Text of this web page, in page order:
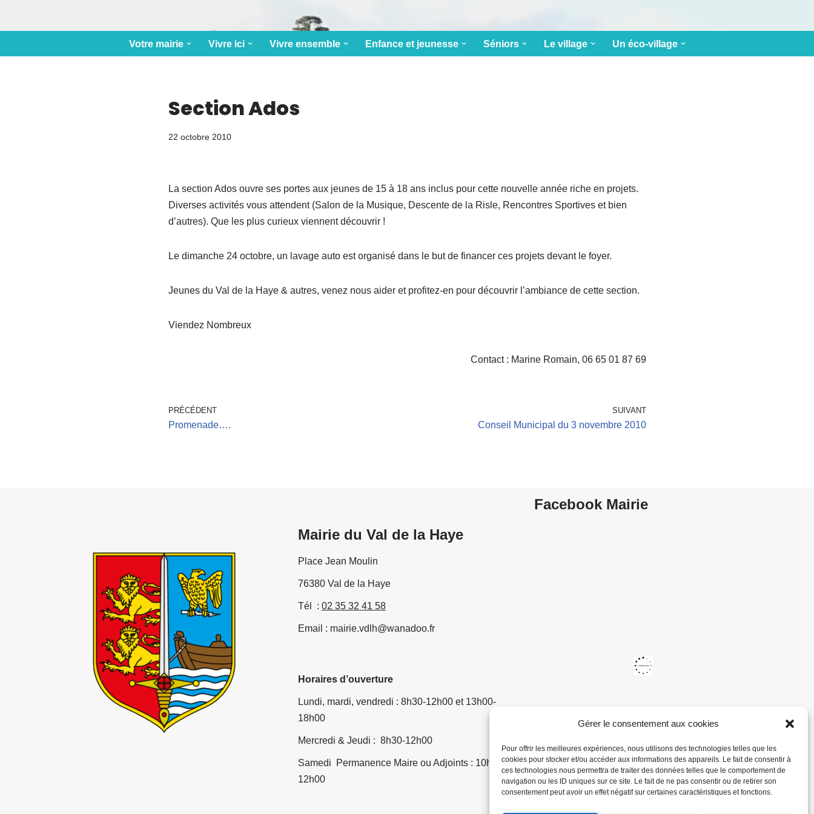
Gérer le consentement aux cookies
Pour offrir les meilleures expériences, nous utilisons des technologies telles que les
cookies pour stocker et/ou accéder aux informations des appareils. Le fait de consentir à
ces technologies nous permettra de traiter des données telles que le comportement de
navigation ou les ID uniques sur ce site. Le fait de ne pas consentir ou de retirer son
consentement peut avoir un effet négatif sur certaines caractéristiques et fonctions.
Votre mairie Vivre ici Vivre ensemble Enfance et jeunesse Séniors Le village Un éco-village
Section Ados
22 octobre 2010
La section Ados ouvre ses portes aux jeunes de 15 à 18 ans inclus pour cette nouvelle année riche en projets.
Diverses activités vous attendent (Salon de la Musique, Descente de la Risle, Rencontres Sportives et bien
d’autres). Que les plus curieux viennent découvrir !
Le dimanche 24 octobre, un lavage auto est organisé dans le but de financer ces projets devant le foyer.
Jeunes du Val de la Haye & autres, venez nous aider et profitez-en pour découvrir l’ambiance de cette section.
Viendez Nombreux
Contact : Marine Romain, 06 65 01 87 69
PRÉCÉDENT
Promenade….
SUIVANT
Conseil Municipal du 3 novembre 2010
Mairie du Val de la Haye
Place Jean Moulin
76380 Val de la Haye
Tél : 02 35 32 41 58
Email : mairie.vdlh@wanadoo.fr
Horaires d’ouverture
Lundi, mardi, vendredi : 8h30-12h00 et 13h00-
18h00
Mercredi & Jeudi : 8h30-12h00
Samedi Permanence Maire ou Adjoints : 10h00-
12h00
Facebook Mairie